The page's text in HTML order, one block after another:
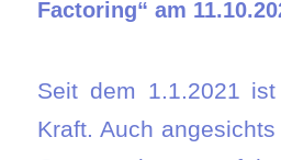
Factoring“ am
Seit dem 1.1.2021
Kraft. Auch